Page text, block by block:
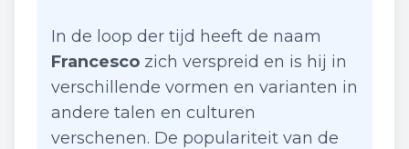
In de loop der tijd heeft de naam
Francesco zich verspreid en is hij in
verschillende vormen en varianten in
andere talen en culturen
verschenen. De populariteit van de